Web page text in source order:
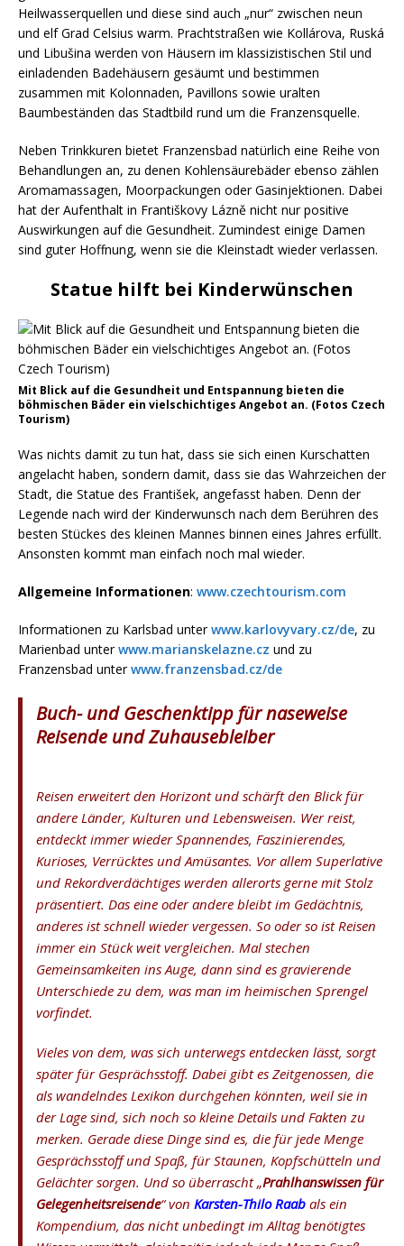
Heilwasserquellen und diese sind auch „nur“ zwischen neun
und elf Grad Celsius warm. Prachtstraßen wie Kollárova, Ruská
und Libušina werden von Häusern im klassizistischen Stil und
einladenden Badehäusern gesäumt und bestimmen
zusammen mit Kolonnaden, Pavillons sowie uralten
Baumbeständen das Stadtbild rund um die Franzensquelle.
Neben Trinkkuren bietet Franzensbad natürlich eine Reihe von
Behandlungen an, zu denen Kohlensäurebäder ebenso zählen
Aromamassagen, Moorpackungen oder Gasinjektionen. Dabei
hat der Aufenthalt in Františkovy Lázně nicht nur positive
Auswirkungen auf die Gesundheit. Zumindest einige Damen
sind guter Hoffnung, wenn sie die Kleinstadt wieder verlassen.
Statue hilft bei Kinderwünschen
Mit Blick auf die Gesundheit und Entspannung bieten die
böhmischen Bäder ein vielschichtiges Angebot an. (Fotos Czech
Tourism)
Was nichts damit zu tun hat, dass sie sich einen Kurschatten
angelacht haben, sondern damit, dass sie das Wahrzeichen der
Stadt, die Statue des František, angefasst haben. Denn der
Legende nach wird der Kinderwunsch nach dem Berühren des
besten Stückes des kleinen Mannes binnen eines Jahres erfüllt.
Ansonsten kommt man einfach noch mal wieder.
Allgemeine Informationen: www.czechtourism.com
Informationen zu Karlsbad unterwww.karlovyvary.cz/de, zu
Marienbad unterwww.marianskelazne.cz und zu
Franzensbad unterwww.franzensbad.cz/de
Buch- und Geschenktipp für naseweise
Reisende und Zuhausebleiber
Reisen erweitert den Horizont und schärft den Blick für
andere Länder, Kulturen und Lebensweisen. Wer reist,
entdeckt immer wieder Spannendes, Faszinierendes,
Kurioses, Verrücktes und Amüsantes. Vor allem Superlative
und Rekordverdächtiges werden allerorts gerne mit Stolz
präsentiert. Das eine oder andere bleibt im Gedächtnis,
anderes ist schnell wieder vergessen. So oder so ist Reisen
immer ein Stück weit vergleichen. Mal stechen
Gemeinsamkeiten ins Auge, dann sind es gravierende
Unterschiede zu dem, was man im heimischen Sprengel
vorfindet.
Vieles von dem, was sich unterwegs entdecken lässt, sorgt
später für Gesprächsstoff. Dabei gibt es Zeitgenossen, die
als wandelndes Lexikon durchgehen könnten, weil sie in
der Lage sind, sich noch so kleine Details und Fakten zu
merken. Gerade diese Dinge sind es, die für jede Menge
Gesprächsstoff und Spaß, für Staunen, Kopfschütteln und
Gelächter sorgen. Und so überrascht „Prahlhanswissen für
Gelegenheitsreisende“ von Karsten-Thilo Raab als ein
Kompendium, das nicht unbedingt im Alltag benötigtes